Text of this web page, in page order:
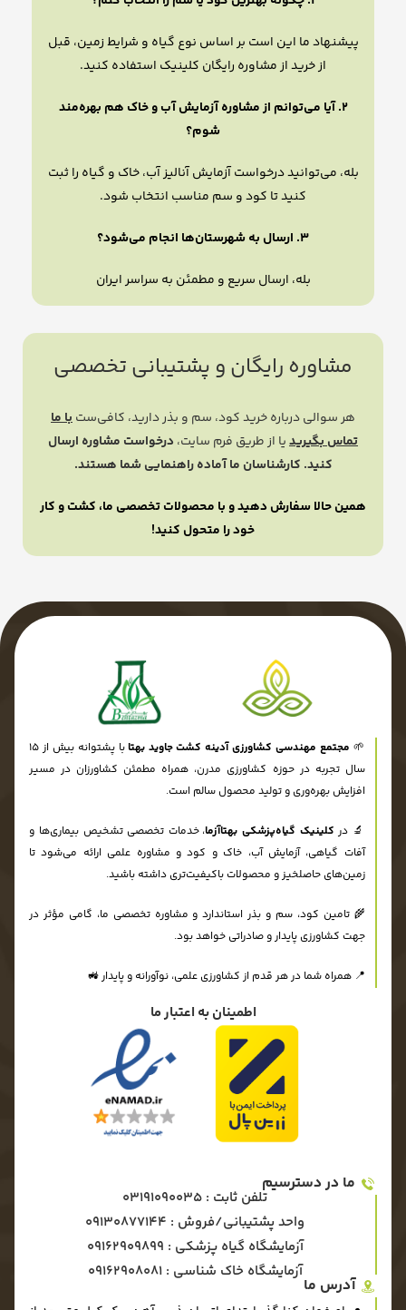
پیشنهاد ما این است بر اساس نوع گیاه و شرایط زمین، قبل
از خرید از مشاوره رایگان کلینیک استفاده کنید.
۲. آیا می‌توانم از مشاوره آزمایش آب و خاک هم بهره‌مند
شوم؟
بله، می‌توانید درخواست آزمایش آنالیز آب، خاک و گیاه را ثبت
کنید تا کود و سم مناسب انتخاب شود.
۳. ارسال به شهرستان‌ها انجام می‌شود؟
بله، ارسال سریع و مطمئن به سراسر ایران
مشاوره رایگان و پشتیبانی تخصصی
هر سوالی درباره خرید کود، سم و بذر دارید، کافی‌ستبا ما
تماس بگیریدیا از طریق فرم سایت، درخواست مشاوره ارسال
کنید. کارشناسان ما آماده راهنمایی شما هستند.
همین حالا سفارش دهید و با محصولات تخصصی ما، کشت و کار
خود را متحول کنید!
ما در دسترسیم
تلفن ثابت : 03191090035
واحد پشتیبانی/فروش : 09130877144
آزمایشگاه گیاه پزشکی : ۰۹۱۶۲۹۰۹۸۹۹
آزمایشگاه خاک شناسی : ۰۹۱۶۲۹۰۸۰۸۱
آدرس ما
اطمینان به اعتبار ما
🌱 مجتمع مهندسی کشاورزی آدینه کشت جاوید بهتا
با پشتوانه بیش از ۱۵
سال تجربه در حوزه کشاورزی مدرن، همراه مطمئن کشاورزان در مسیر
افزایش بهره‌وری و تولید محصول سالم است.
🔬 در کلینیک گیاه‌پزشکی بهتاآزما، خدمات تخصصی تشخیص بیماری‌ها و
آفات گیاهی، آزمایش آب، خاک و کود و مشاوره علمی ارائه می‌شود تا
زمین‌های حاصلخیز و محصولات باکیفیت‌تری داشته باشید.
🌾 تامین کود، سم و بذر استاندارد و مشاوره تخصصی ما، گامی مؤثر در
جهت کشاورزی پایدار و صادراتی خواهد بود.
📍 همراه شما در هر قدم از کشاورزی علمی، نوآورانه و پایدار 🚜